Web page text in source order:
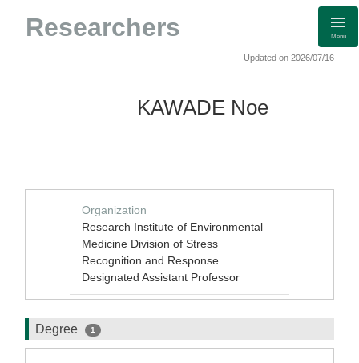
Researchers Menu
Updated on 2026/07/16
KAWADE Noe
Organization
Research Institute of Environmental
Medicine Division of Stress
Recognition and Response
Designated Assistant Professor
Degree 1